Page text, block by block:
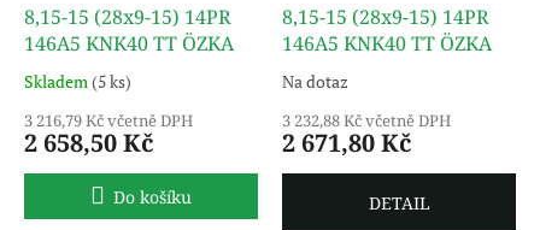
8,15-15 (28x9-15) 14PR
146A5 KNK40 TT ÖZKA
Skladem(5 ks)
3 216,79 Kč včetně DPH
2 658,50 Kč
Do košíku
8,15-15 (28x9-15) 14PR
146A5 KNK40 TT ÖZKA
Na dotaz
3 232,88 Kč včetně DPH
2 671,80 Kč
DETAIL